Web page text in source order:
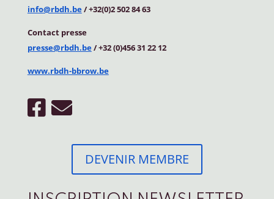
info@rbdh.be/ +32(0)2 502 84 63
Contact presse
presse@rbdh.be/ +32 (0)456 31 22 12
www.rbdh-bbrow.be
DEVENIR MEMBRE